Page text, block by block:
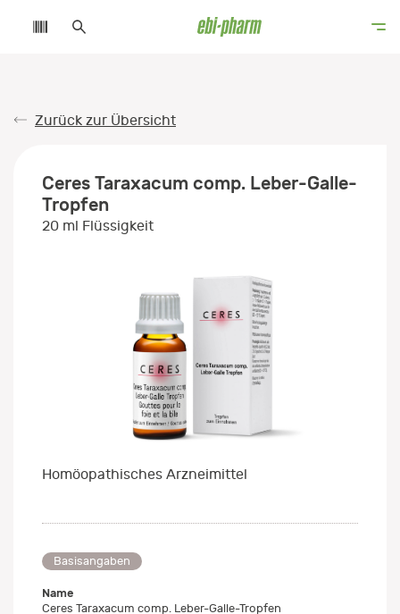
Zurück zur Übersicht
Ceres Taraxacum comp. Leber-Galle-
Tropfen
20 ml Flüssigkeit
Homöopathisches Arzneimittel
Basisangaben
Name
Ceres Taraxacum comp. Leber-Galle-Tropfen